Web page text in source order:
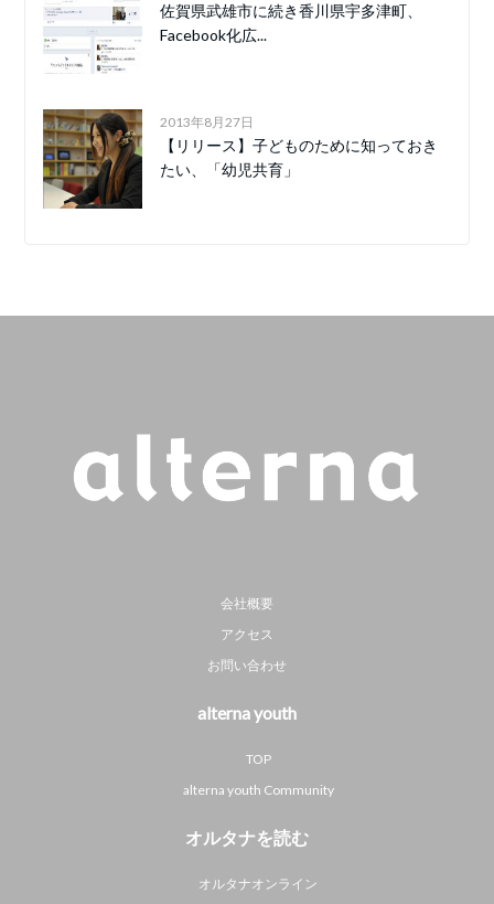
佐賀県武雄市に続き香川県宇多津町、
Facebook化広...
2013年8月27日
【リリース】子どものために知っておき
たい、「幼児共育」
会社概要
アクセス
お問い合わせ
alterna youth
TOP
alterna youth Community
オルタナを読む
オルタナオンライン